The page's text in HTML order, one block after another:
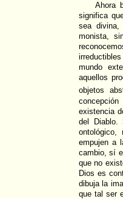
Ahora
significa
sea
monista,
mundo
aquellos
objetos
existencia
del Diablo.
ontológico,
empujen a
cambio, sí
que no
Dios es
dibuja la
que tal ser